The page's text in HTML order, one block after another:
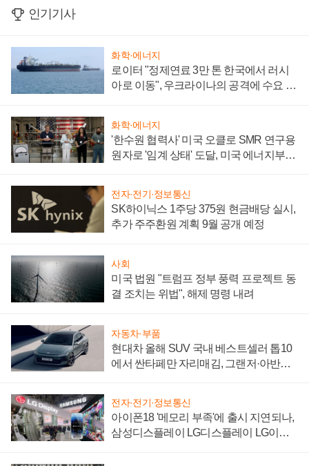
인기기사
화학·에너지
로이터 "정제연료 3만 톤 한국에서 러시
아로 이동", 우크라이나의 공격에 수요 늘
화학·에너지
'한수원 협력사' 미국 오클로 SMR 연구용
원자로 '임계 상태' 도달, 미국 에너지부
전자·전기·정보통신
SK하이닉스 1주당 375원 현금배당 실시,
추가 주주환원 계획 9월 공개 예정
사회
미국 법원 "트럼프 정부 풍력 프로젝트 동
결 조치는 위법", 해제 명령 내려
자동차·부품
현대차 올해 SUV 국내 베스트셀러 톱10
에서 싼타페만 자리매김, 그랜저·아반떼
전자·전기·정보통신
아이폰18 '메모리 부족'에 출시 지연되나,
삼성디스플레이 LG디스플레이 LG이노